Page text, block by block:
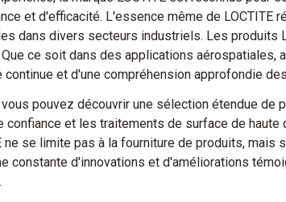
et d'efficacité. L'essence même de
dans divers secteurs industriels. Les
ce soit dans des applications
continue et d'une compréhension approfondie
pouvez découvrir une sélection étendue
confiance et les traitements de surface de
ne se limite pas à la fourniture de produits,
constante d'innovations et d'améliorations